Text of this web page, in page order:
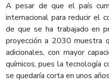
A pesar de que el país
internacional para reducir el
de que se ha trabajado en
proyección a 2030 muestra
adicionales, con mayor
químicos, pues la tecnología
se quedaría corta en unos